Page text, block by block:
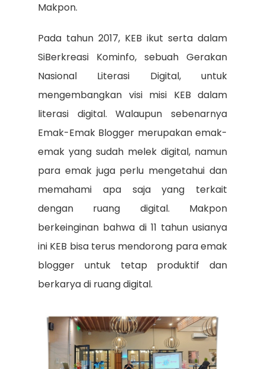
Makpon.
Pada tahun 2017, KEB ikut serta dalam
SiBerkreasi Kominfo, sebuah Gerakan
Nasional Literasi Digital, untuk
mengembangkan visi misi KEB dalam
literasi digital. Walaupun sebenarnya
Emak-Emak Blogger merupakan emak-
emak yang sudah melek digital, namun
para emak juga perlu mengetahui dan
memahami apa saja yang terkait
dengan ruang digital. Makpon
berkeinginan bahwa di 11 tahun usianya
ini KEB bisa terus mendorong para emak
blogger untuk tetap produktif dan
berkarya di ruang digital.